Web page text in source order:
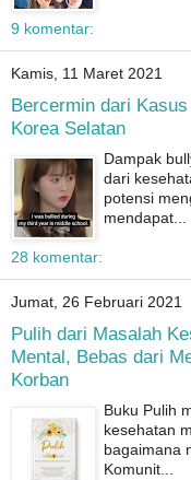
9 komentar:
Kamis, 11 Maret 2021
Bercermin dari
Korea Selatan
Dampak
dari
potensi
mendapat...
28 komentar:
Jumat, 26 Februari 2021
Pulih dari Masalah
Mental, Bebas dari
Korban
Buku Pulih
kesehatan
bagaimana
Komunit...